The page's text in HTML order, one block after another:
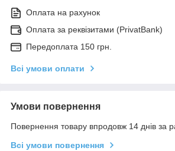
Оплата на рахунок
Оплата за реквізитами (PrivatBank)
Передоплата 150 грн.
Всі умови оплати
Умови повернення
Повернення товару впродовж 14 днів за
Всі умови повернення